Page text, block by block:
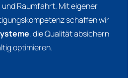
Raumfahrt. Mit eigener
schaffen wir
, die Qualität absichern
optimieren.